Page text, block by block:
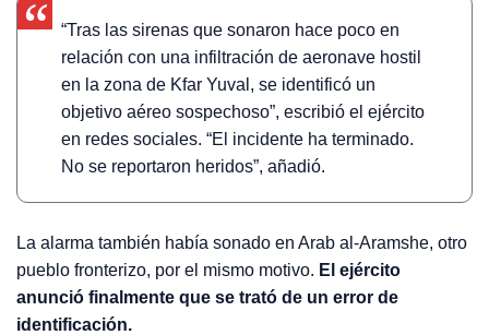
“Tras las sirenas que sonaron hace poco en
relación con una infiltración de aeronave hostil
en la zona de Kfar Yuval, se identificó un
objetivo aéreo sospechoso”, escribió el ejército
en redes sociales. “El incidente ha terminado.
No se reportaron heridos”, añadió.
La alarma también había sonado en Arab al-Aramshe, otro
pueblo fronterizo, por el mismo motivo. El ejército
anunció finalmente que se trató de un error de
identificación.